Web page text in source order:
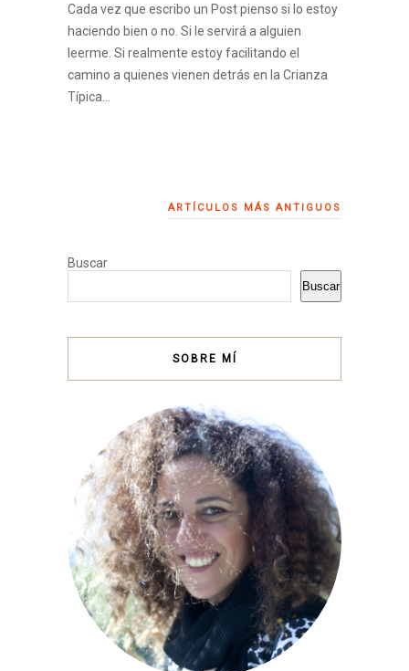
Cada vez que escribo un Post pienso si lo estoy
haciendo bien o no. Si le servirá a alguien
leerme. Si realmente estoy facilitando el
camino a quienes vienen detrás en la Crianza
Típica…
ARTÍCULOS MÁS ANTIGUOS
Buscar
Buscar
SOBRE MÍ